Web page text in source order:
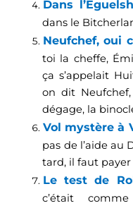
Dans
dans le
Neufchef, oui
toi la cheffe, É
ça s’appelait
on dit
dégage, la
Vol mystère à
pas de l’aide au
tard, il faut payer
Le test de
c’était